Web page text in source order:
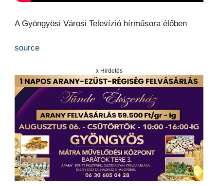
A Gyöngyösi Városi Televízió hírműsora élőben
source
x Hirdetés